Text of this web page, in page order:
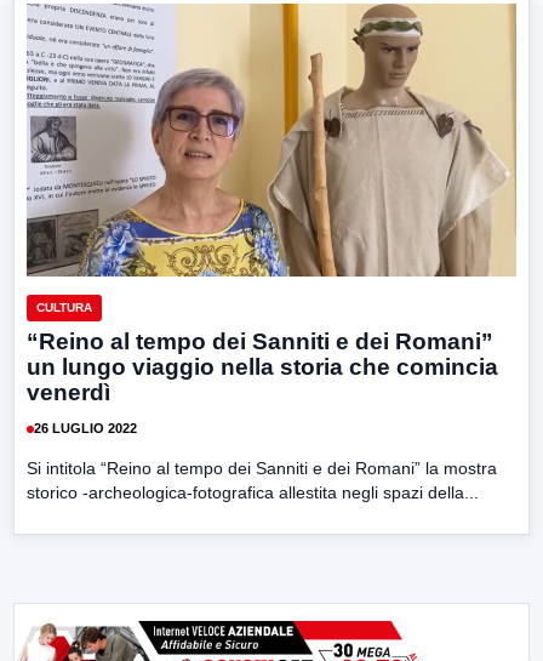
CULTURA
“Reino al tempo dei Sanniti e dei Romani”
un lungo viaggio nella storia che comincia
venerdì
26 LUGLIO 2022
Si intitola “Reino al tempo dei Sanniti e dei Romani” la mostra
storico -archeologica-fotografica allestita negli spazi della...